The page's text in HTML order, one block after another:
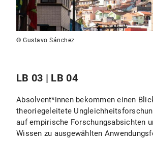
© Gustavo Sánchez
LB 03 | LB 04
Absolvent*innen bekommen einen
theoriegeleitete
auf empirische Forschungsabsichten
Wissen zu ausgewählten